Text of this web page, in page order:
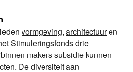
vormgeving, architectuuren
Stimuleringsfonds drie
makers subsidie kunnen
De diversiteit aan